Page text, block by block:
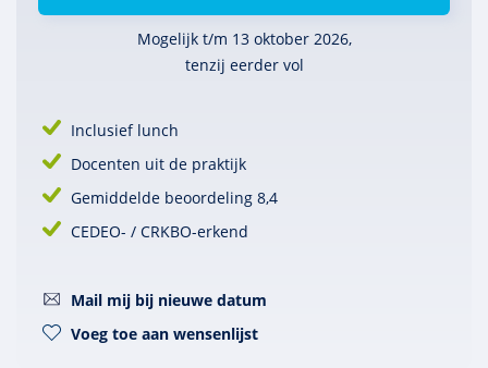
Mogelijk t/m 13 oktober 2026,
tenzij eerder vol
Inclusief lunch
Docenten uit de praktijk
Gemiddelde beoordeling 8,4
CEDEO- / CRKBO-erkend
Mail mij bij nieuwe datum
Voeg toe aan wensenlijst